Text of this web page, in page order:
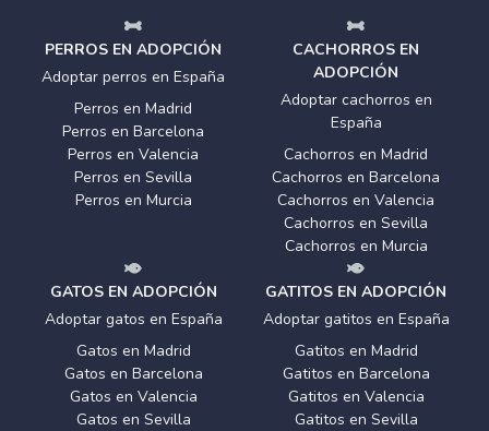
PERROS EN ADOPCIÓN
Adoptar perros en España
Perros en Madrid
Perros en Barcelona
Perros en Valencia
Perros en Sevilla
Perros en Murcia
CACHORROS EN
ADOPCIÓN
Adoptar cachorros en
España
Cachorros en Madrid
Cachorros en Barcelona
Cachorros en Valencia
Cachorros en Sevilla
Cachorros en Murcia
GATOS EN ADOPCIÓN
Adoptar gatos en España
Gatos en Madrid
Gatos en Barcelona
Gatos en Valencia
Gatos en Sevilla
GATITOS EN ADOPCIÓN
Adoptar gatitos en España
Gatitos en Madrid
Gatitos en Barcelona
Gatitos en Valencia
Gatitos en Sevilla